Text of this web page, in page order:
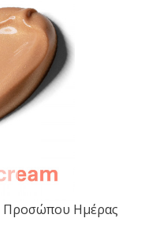
Προσώπου Ημέρας